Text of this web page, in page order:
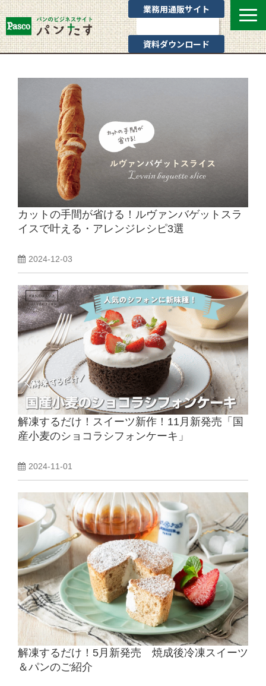
業務用通販サイト
資料ダウンロード
お役立ちブログ
Pascoのサポート
通販サイトのご案内
カットの手間が省ける！ルヴァンバゲットスラ
イスで叶える・アレンジレシピ3選
2024-12-03
解凍するだけ！スイーツ新作！11月新発売「国
産小麦のショコラシフォンケーキ」
2024-11-01
解凍するだけ！5月新発売 焼成後冷凍スイーツ
＆パンのご紹介